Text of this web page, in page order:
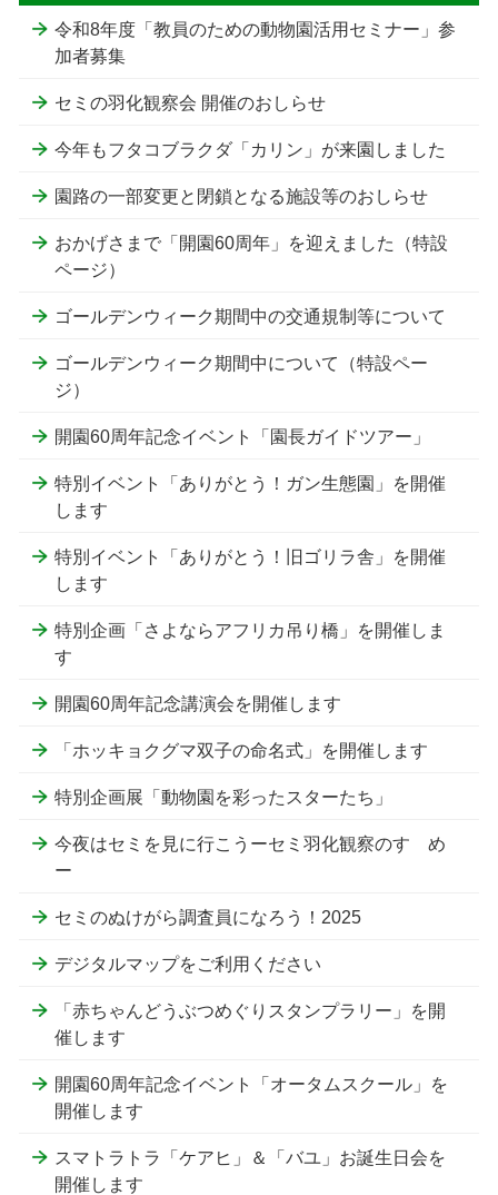
令和8年度「教員のための動物園活用セミナー」参
加者募集
セミの羽化観察会 開催のおしらせ
今年もフタコブラクダ「カリン」が来園しました
園路の一部変更と閉鎖となる施設等のおしらせ
おかげさまで「開園60周年」を迎えました（特設
ページ）
ゴールデンウィーク期間中の交通規制等について
ゴールデンウィーク期間中について（特設ペー
ジ）
開園60周年記念イベント「園長ガイドツアー」
特別イベント「ありがとう！ガン生態園」を開催
します
特別イベント「ありがとう！旧ゴリラ舎」を開催
します
特別企画「さよならアフリカ吊り橋」を開催しま
す
開園60周年記念講演会を開催します
「ホッキョクグマ双子の命名式」を開催します
特別企画展「動物園を彩ったスターたち」
今夜はセミを見に行こうーセミ羽化観察のすゝめ
ー
セミのぬけがら調査員になろう！2025
デジタルマップをご利用ください
「赤ちゃんどうぶつめぐりスタンプラリー」を開
催します
開園60周年記念イベント「オータムスクール」を
開催します
スマトラトラ「ケアヒ」＆「バユ」お誕生日会を
開催します